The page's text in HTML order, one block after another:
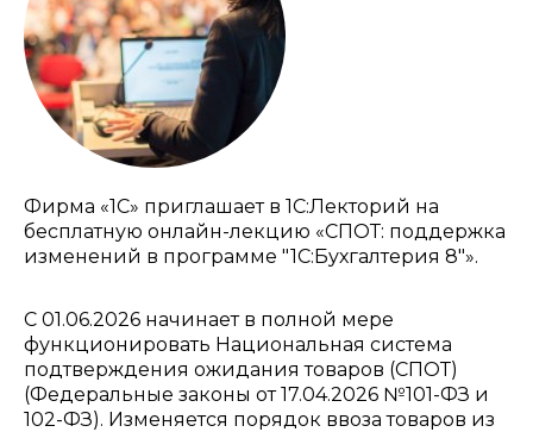
Фирма «1С» приглашает в 1С:Лекторий на
бесплатную онлайн-лекцию «СПОТ: поддержка
изменений в программе "1С:Бухгалтерия 8"».
С 01.06.2026 начинает в полной мере
функционировать Национальная система
подтверждения ожидания товаров (СПОТ)
(Федеральные законы от 17.04.2026 №101-ФЗ и
102-ФЗ). Изменяется порядок ввоза товаров из